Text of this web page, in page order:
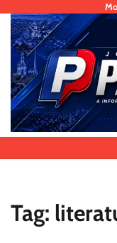
content
Tag: